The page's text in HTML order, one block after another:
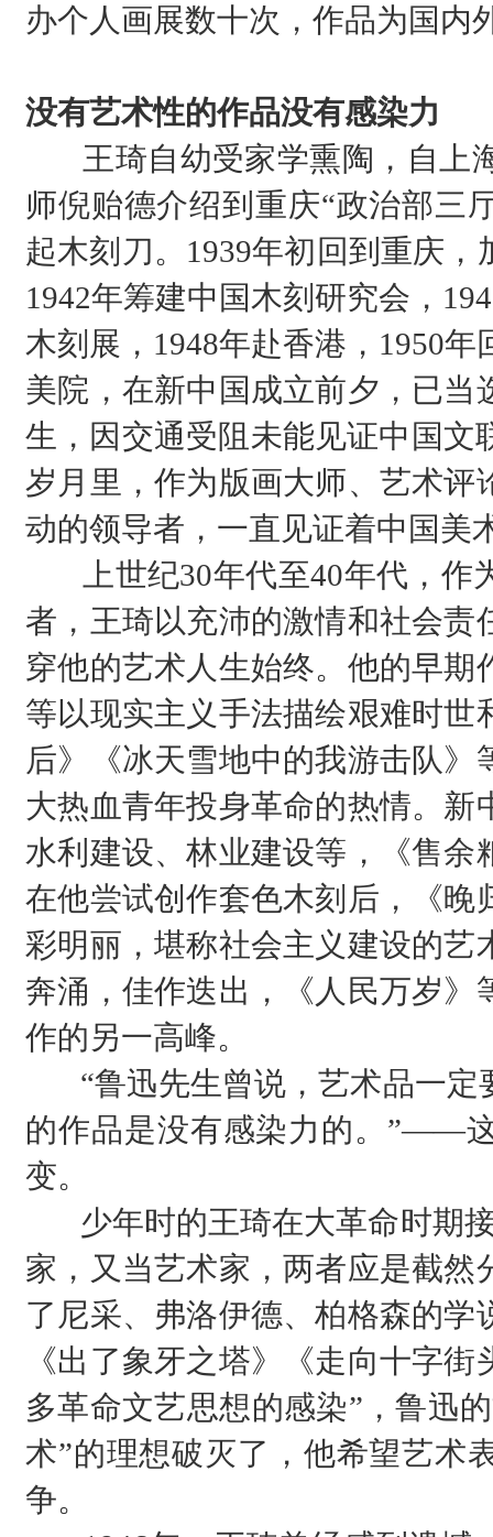
办个人画展数十次，作品为国内
没有艺术性的作品没有感染力
王琦自幼受家学熏陶，自上
师倪贻德介绍到重庆“政治部三
起木刻刀。1939年初回到重庆
1942年筹建中国木刻研究会，
木刻展，1948年赴香港，1950
美院，在新中国成立前夕，已
生，因交通受阻未能见证中国文
岁月里，作为版画大师、艺术评
动的领导者，一直见证着中国美
上世纪30年代至40年代，
者，王琦以充沛的激情和社会
穿他的艺术人生始终。他的早
等以现实主义手法描绘艰难时
后》《冰天雪地中的我游击队
大热血青年投身革命的热情。
水利建设、林业建设等，《售
在他尝试创作套色木刻后，《晚
彩明丽，堪称社会主义建设的
奔涌，佳作迭出，《人民万岁
作的另一高峰。
“鲁迅先生曾说，艺术品一
的作品是没有感染力的。”——
变。
少年时的王琦在大革命时期
家，又当艺术家，两者应是截
了尼采、弗洛伊德、柏格森的
《出了象牙之塔》《走向十字
多革命文艺思想的感染”，鲁迅
术”的理想破灭了，他希望艺术
争。